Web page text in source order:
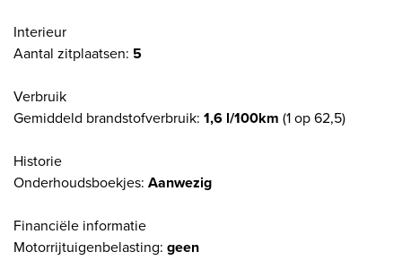
Interieur
Aantal zitplaatsen: 5
Verbruik
Gemiddeld brandstofverbruik: 1,6 l/100km (1 op 62,5)
Historie
Onderhoudsboekjes: Aanwezig
Financiële informatie
Motorrijtuigenbelasting: geen